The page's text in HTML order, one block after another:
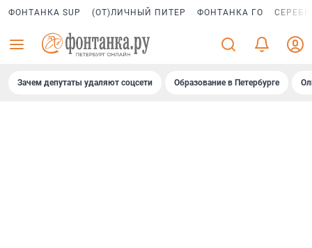
ФОНТАНКА SUP (ОТ)ЛИЧНЫЙ ПИТЕР ФОНТАНКА ГО
Зачем депутаты удаляют соцсети Образование в Петербурге